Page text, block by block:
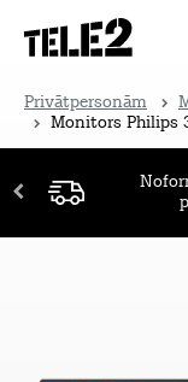
Privātpersonām
Monitors Philips